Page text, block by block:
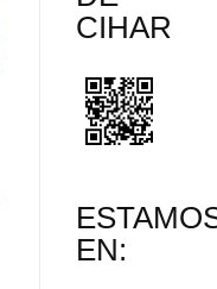
CIHAR
EN: